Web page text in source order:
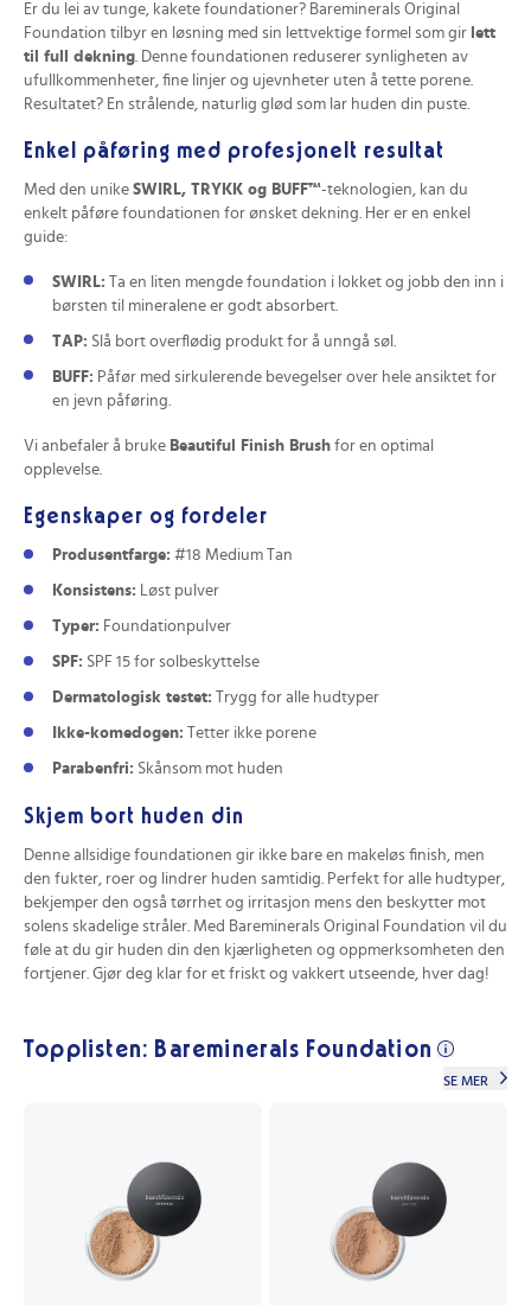
Er du lei av tunge, kakete foundationer? Bareminerals Original
Foundation tilbyr en løsning med sin lettvektige formel som gir lett
til full dekning . Denne foundationen reduserer synligheten av
ufullkommenheter, fine linjer og ujevnheter uten å tette porene.
Resultatet? En strålende, naturlig glød som lar huden din puste.
Enkel påføring med profesjonelt resultat
Med den unike SWIRL, TRYKK og BUFF™-teknologien, kan du
enkelt påføre foundationen for ønsket dekning. Her er en enkel
guide:
SWIRL: Ta en liten mengde foundation i lokket og jobb den inn i
børsten til mineralene er godt absorbert.
TAP: Slå bort overflødig produkt for å unngå søl.
BUFF: Påfør med sirkulerende bevegelser over hele ansiktet for
en jevn påføring.
Vi anbefaler å bruke Beautiful Finish Brush for en optimal
opplevelse.
Egenskaper og fordeler
Produsentfarge: #18 Medium Tan
Konsistens: Løst pulver
Typer: Foundationpulver
SPF: SPF 15 for solbeskyttelse
Dermatologisk testet: Trygg for alle hudtyper
Ikke-komedogen: Tetter ikke porene
Parabenfri: Skånsom mot huden
Skjem bort huden din
Denne allsidige foundationen gir ikke bare en makeløs finish, men
den fukter, roer og lindrer huden samtidig. Perfekt for alle hudtyper,
bekjemper den også tørrhet og irritasjon mens den beskytter mot
solens skadelige stråler. Med Bareminerals Original Foundation vil du
føle at du gir huden din den kjærligheten og oppmerksomheten den
fortjener. Gjør deg klar for et friskt og vakkert utseende, hver dag!
Topplisten: Bareminerals Foundation
SE MER